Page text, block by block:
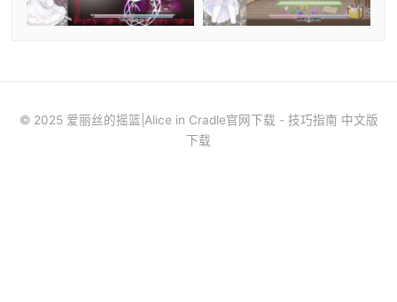
© 2025 爱丽丝的摇篮|Alice in Cradle官网下载 - 技巧指南 中文版
下载